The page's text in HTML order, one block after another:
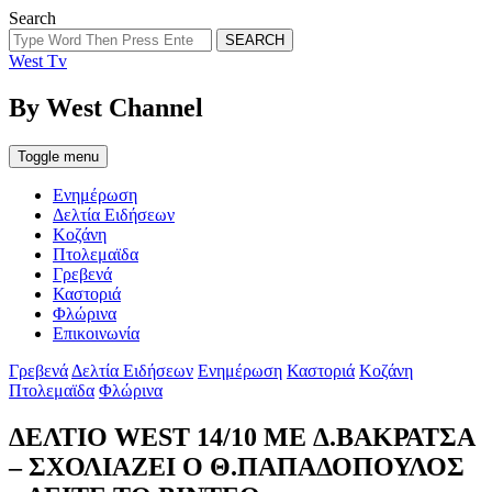
Search
SEARCH
West Tv
By West Channel
Toggle menu
Ενημέρωση
Δελτία Ειδήσεων
Κοζάνη
Πτολεμαϊδα
Γρεβενά
Καστοριά
Φλώρινα
Επικοινωνία
Categories
Γρεβενά Δελτία Ειδήσεων Ενημέρωση Καστοριά Κοζάνη
Πτολεμαϊδα Φλώρινα
ΔΕΛΤΙΟ WEST 14/10 ME Δ.ΒΑΚΡΑΤΣΑ
– ΣΧΟΛΙΑΖΕΙ Ο Θ.ΠΑΠΑΔΟΠΟΥΛΟΣ